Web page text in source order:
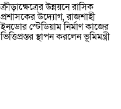
ক্রীড়াক্ষেত্রের উন্নয়নে রাসিক
প্রশাসকের উদ্যোগ, রাজশাহী
ইনডোর স্টেডিয়াম নির্মাণ কাজের
ভিত্তিপ্রস্তর স্থাপন করলেন ভূমিমন্ত্রী